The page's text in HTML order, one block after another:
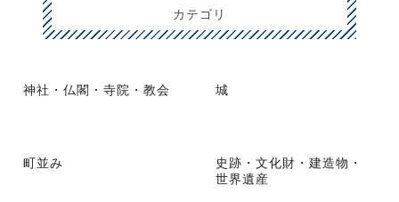
カテゴリ
神社・仏閣・寺院・教会 城
町並み
史跡・文化財・建造物・
世界遺産